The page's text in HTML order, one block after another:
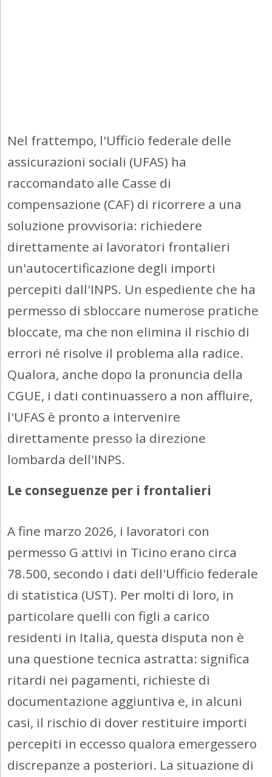
Nel frattempo, l'Ufficio federale delle
assicurazioni sociali (UFAS) ha
raccomandato alle Casse di
compensazione (CAF) di ricorrere a una
soluzione provvisoria: richiedere
direttamente ai lavoratori frontalieri
un'autocertificazione degli importi
percepiti dall'INPS. Un espediente che ha
permesso di sbloccare numerose pratiche
bloccate, ma che non elimina il rischio di
errori né risolve il problema alla radice.
Qualora, anche dopo la pronuncia della
CGUE, i dati continuassero a non affluire,
l'UFAS è pronto a intervenire
direttamente presso la direzione
lombarda dell'INPS.
Le conseguenze per i frontalieri
A fine marzo 2026, i lavoratori con
permesso G attivi in Ticino erano circa
78.500, secondo i dati dell'Ufficio federale
di statistica (UST). Per molti di loro, in
particolare quelli con figli a carico
residenti in Italia, questa disputa non è
una questione tecnica astratta: significa
ritardi nei pagamenti, richieste di
documentazione aggiuntiva e, in alcuni
casi, il rischio di dover restituire importi
percepiti in eccesso qualora emergessero
discrepanze a posteriori. La situazione di